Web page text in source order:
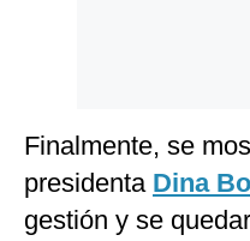
Finalmente, se
presidenta Dina
gestión y se